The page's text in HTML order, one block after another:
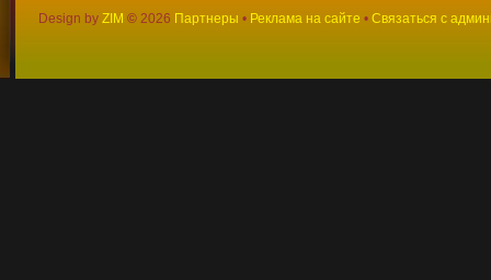
Design by ZIM © 2026 Партнеры • Реклама на сайте • Связаться с